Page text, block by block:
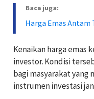
Baca juga:
Harga Emas Antam
Kenaikan harga emas
investor. Kondisi
bagi masyarakat yang
instrumen investasi